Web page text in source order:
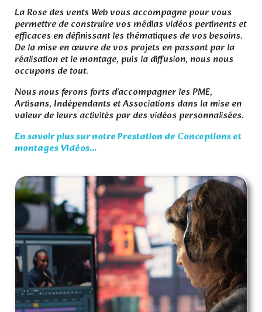
La Rose des vents Web vous accompagne pour vous
permettre de construire vos médias vidéos pertinents et
efficaces en définissant les thématiques de vos besoins.
De la mise en œuvre de vos projets en passant par la
réalisation et le montage, puis la diffusion, nous nous
occupons de tout.
Nous nous ferons forts d'accompagner les PME,
Artisans, Indépendants et Associations dans la mise en
valeur de leurs activités par des vidéos personnalisées.
En savoir plus sur notre Prestation de Conceptions et
montages Vidéos...